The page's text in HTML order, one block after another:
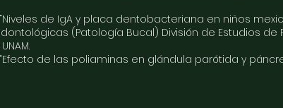
de IgA y placa dentobacteriana en niños
(Patología Bucal) División de Estudios
de las poliaminas en glándula parótida y